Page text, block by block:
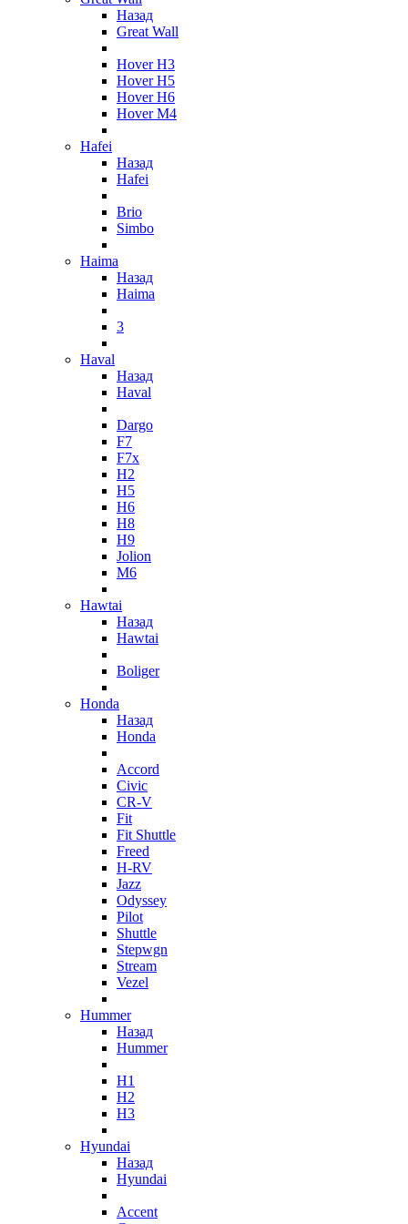
Назад
Great Wall
Hover H3
Hover H5
Hover H6
Hover M4
Hafei
Назад
Hafei
Brio
Simbo
Haima
Назад
Haima
3
Haval
Назад
Haval
Dargo
F7
F7x
H2
H5
H6
H8
H9
Jolion
M6
Hawtai
Назад
Hawtai
Boliger
Honda
Назад
Honda
Accord
Civic
CR-V
Fit
Fit Shuttle
Freed
H-RV
Jazz
Odyssey
Pilot
Shuttle
Stepwgn
Stream
Vezel
Hummer
Назад
Hummer
H1
H2
H3
Hyundai
Назад
Hyundai
Accent